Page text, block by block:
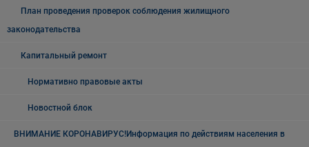
План проведения проверок соблюдения жилищного
законодательства
Капитальный ремонт
Нормативно правовые акты
Новостной блок
ВНИМАНИЕ КОРОНАВИРУС!Информация по действиям населения в